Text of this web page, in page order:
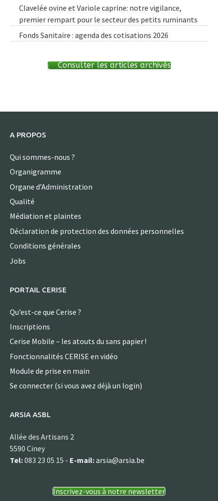
Clavelée ovine et Variole caprine: notre vigilance,
premier rempart pour le secteur des petits ruminants
Fonds Sanitaire : agenda des cotisations 2026
Consulter les articles archivés
A PROPOS
Qui sommes-nous ?
Organigramme
Organe d’Administration
Qualité
Médiation et plaintes
Déclaration de protection des données personnelles
Conditions générales
Jobs
PORTAIL CERISE
Qu’est-ce que Cerise ?
Inscriptions
Cerise Mobile – les atouts du sans papier !
Fonctionnalités CERISE en vidéo
Module de prise en main
Se connecter (si vous avez déjà un login)
ARSIA ASBL
Allée des Artisans 2
5590 Ciney
Tel:083 23 05 15 - E-mail:arsia@arsia.be
Inscrivez-vous à notre newsletter